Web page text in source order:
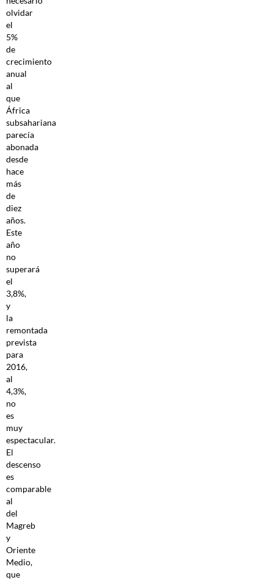
olvidar
el
5%
de
crecimiento
anual
al
que
África
subsahariana
parecía
abonada
desde
hace
más
de
diez
años.
Este
año
no
superará
el
3,8%,
y
la
remontada
prevista
para
2016,
al
4,3%,
no
es
muy
espectacular.
El
descenso
es
comparable
al
del
Magreb
y
Oriente
Medio,
que